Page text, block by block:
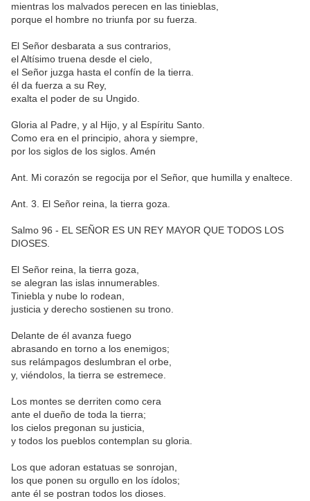
mientras los malvados perecen en las tinieblas,
porque el hombre no triunfa por su fuerza.
El Señor desbarata a sus contrarios,
el Altísimo truena desde el cielo,
el Señor juzga hasta el confín de la tierra.
él da fuerza a su Rey,
exalta el poder de su Ungido.
Gloria al Padre, y al Hijo, y al Espíritu Santo.
Como era en el principio, ahora y siempre,
por los siglos de los siglos. Amén
Ant. Mi corazón se regocija por el Señor, que humilla y enaltece.
Ant. 3. El Señor reina, la tierra goza.
Salmo 96 - EL SEÑOR ES UN REY MAYOR QUE TODOS LOS
DIOSES.
El Señor reina, la tierra goza,
se alegran las islas innumerables.
Tiniebla y nube lo rodean,
justicia y derecho sostienen su trono.
Delante de él avanza fuego
abrasando en torno a los enemigos;
sus relámpagos deslumbran el orbe,
y, viéndolos, la tierra se estremece.
Los montes se derriten como cera
ante el dueño de toda la tierra;
los cielos pregonan su justicia,
y todos los pueblos contemplan su gloria.
Los que adoran estatuas se sonrojan,
los que ponen su orgullo en los ídolos;
ante él se postran todos los dioses.